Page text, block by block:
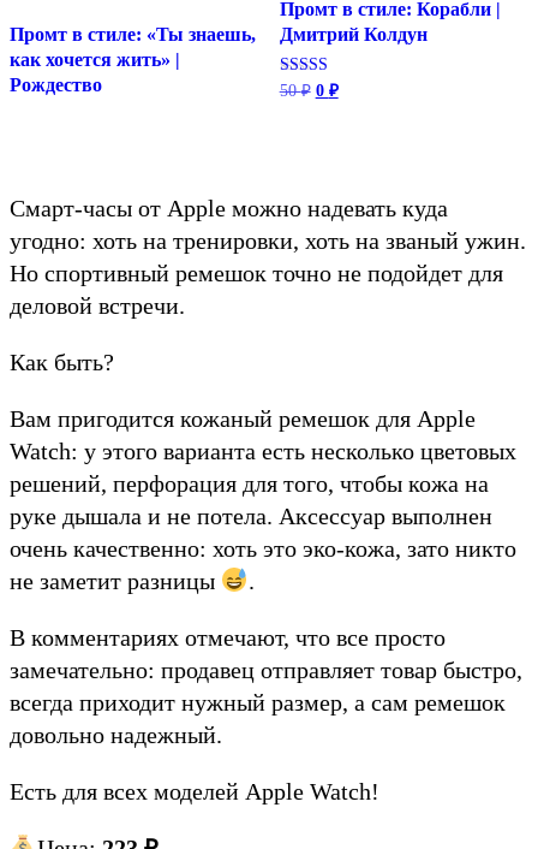
Промт в стиле: «Ты знаешь,
как хочется жить» |
Рождество
Промт в стиле: Корабли |
Дмитрий Колдун
Оценка
50₽ Первоначальная
0 ₽Текущая
Смарт-часы от Apple можно надевать куда
угодно: хоть на тренировки, хоть на званый ужин.
Но спортивный ремешок точно не подойдет для
деловой встречи.
Как быть?
Вам пригодится кожаный ремешок для Apple
Watch: у этого варианта есть несколько цветовых
решений, перфорация для того, чтобы кожа на
руке дышала и не потела. Аксессуар выполнен
очень качественно: хоть это эко-кожа, зато никто
не заметит разницы
.
В комментариях отмечают, что все просто
замечательно: продавец отправляет товар быстро,
всегда приходит нужный размер, а сам ремешок
довольно надежный.
Есть для всех моделей Apple Watch!